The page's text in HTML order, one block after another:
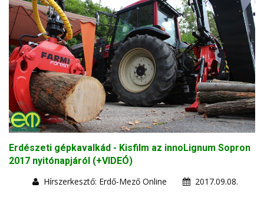
Erdészeti gépkavalkád - Kisfilm az innoLignum Sopron
2017 nyitónapjáról (+VIDEÓ)
Hírszerkesztő: Erdő-Mező Online
2017.09.08.